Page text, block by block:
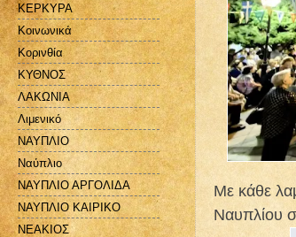
Με κάθε
Ναυπλίου
ΚΕΡΚΥΡΑ
Κοινωνικά
Κορινθία
ΚΥΘΝΟΣ
ΛΑΚΩΝΙΑ
Λιμενικό
ΝΑΥΠΛΙΟ
Ναύπλιο
ΝΑΥΠΛΙΟ ΑΡΓΟΛΙΔΑ
ΝΑΥΠΛΙΟ ΚΑΙΡΙΚΟ
ΝΕΑΚΙΟΣ